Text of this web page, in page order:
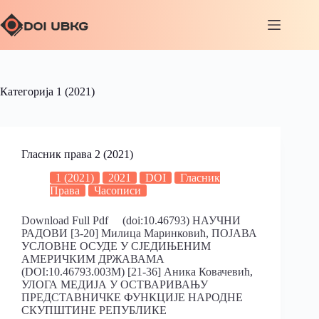
Категорија 1 (2021)
Гласник права 2 (2021)
1 (2021)
2021 DOI
Гласник
Права
Часописи
Download Full Pdf (doi:10.46793) НАУЧНИ
РАДОВИ [3-20] Милица Маринковић, ПОЈАВА
УСЛОВНЕ ОСУДЕ У СЈЕДИЊЕНИМ
АМЕРИЧКИМ ДРЖАВАМА
(DOI:10.46793.003M) [21-36] Аника Ковачевић,
УЛОГА МЕДИЈА У ОСТВАРИВАЊУ
ПРЕДСТАВНИЧКЕ ФУНКЦИЈЕ НАРОДНЕ
СКУПШТИНЕ РЕПУБЛИКЕ